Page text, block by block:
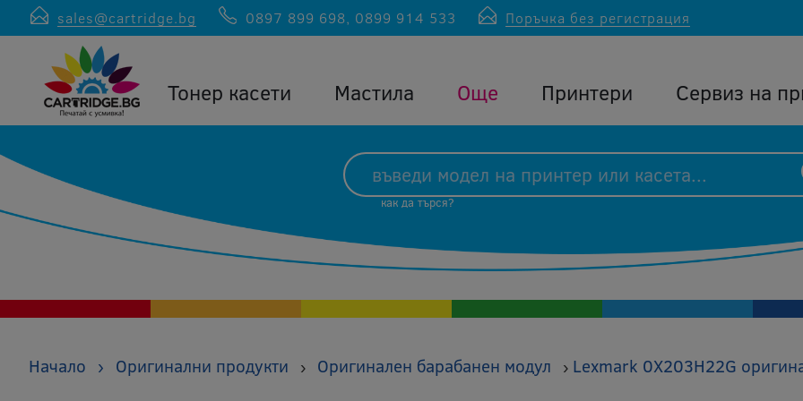
sales@cartridge.bg 0897 899 698, 0899 914 533 Поръчка без регистрация
Тонер касети Мастила Още Принтери Сервиз на
как да търся?
Начало › Оригинални продукти › Оригинален барабанен модул › Lexmark 0X203H22G